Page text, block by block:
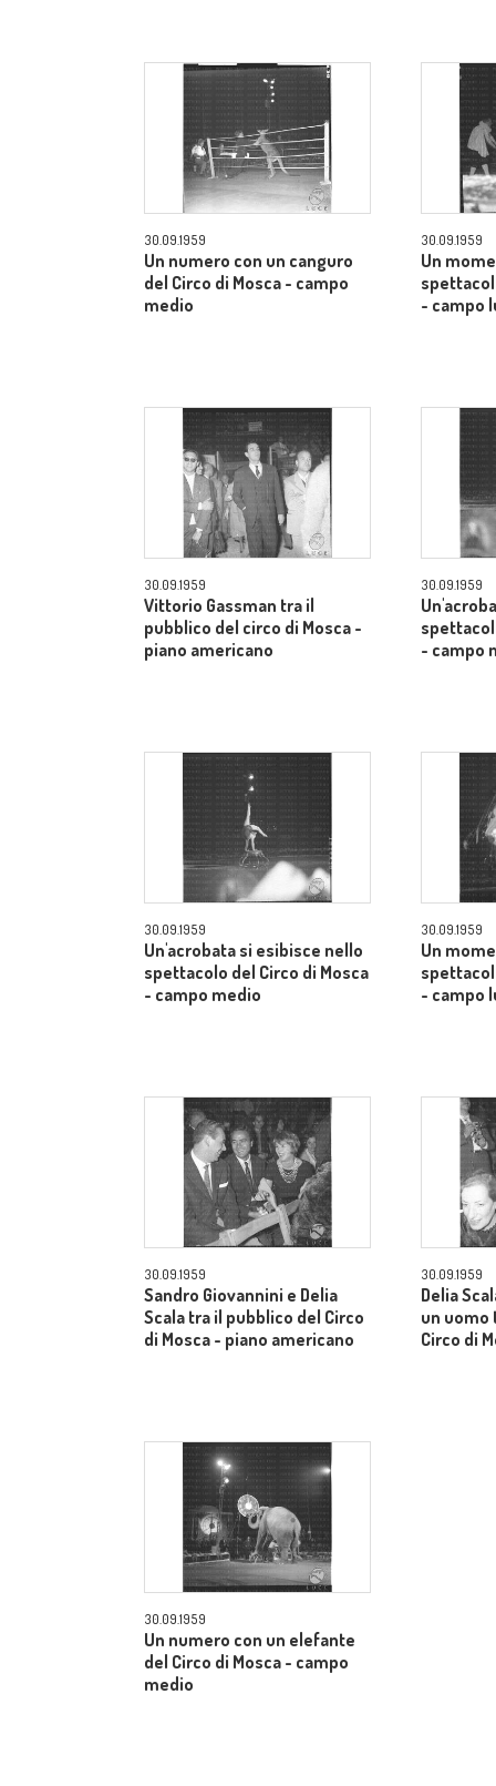
30.09.1959
Un numero con un canguro
del Circo di Mosca - campo
medio
30.09.1959
Un
- campo
30.09.1959
Vittorio Gassman tra il
pubblico del circo di Mosca -
piano americano
30.09.1959
- campo
30.09.1959
Un'acrobata si esibisce nello
spettacolo del Circo di Mosca
- campo medio
30.09.1959
Un
- campo
30.09.1959
Sandro Giovannini e Delia
Scala tra il pubblico del Circo
di Mosca - piano americano
30.09.1959
Delia
un uomo
Circo di
30.09.1959
Un numero con un elefante
del Circo di Mosca - campo
medio